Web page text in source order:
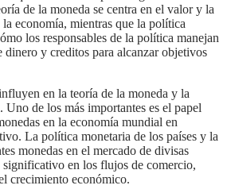
de la moneda se centra en el valor y la
economía, mientras que la política
los responsables de la política manejan
dinero y creditos para alcanzar objetivos
de los más importantes es el papel
en la economía mundial en
La política monetaria de los países y la
monedas en el mercado de divisas
significativo en los flujos de comercio,
crecimiento económico.